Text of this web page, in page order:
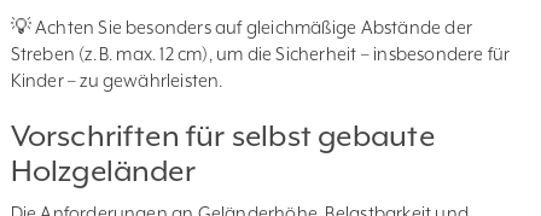
💡 Achten Sie besonders auf gleichmäßige Abstände der
Streben (z. B. max. 12 cm), um die Sicherheit – insbesondere für
Kinder – zu gewährleisten.
Vorschriften für selbst gebaute
Holzgeländer